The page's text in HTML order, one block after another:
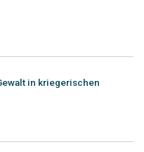
in kriegerischen